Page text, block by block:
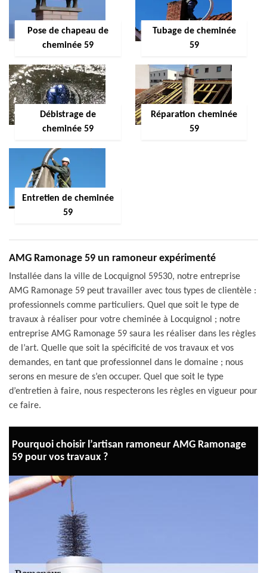
Pose de chapeau de
cheminée 59
Tubage de cheminée
59
Débistrage de
cheminée 59
Réparation cheminée
59
Entretien de cheminée
59
AMG Ramonage 59 un ramoneur expérimenté
Installée dans la ville de Locquignol 59530, notre entreprise
AMG Ramonage 59 peut travailler avec tous types de clientèle :
professionnels comme particuliers. Quel que soit le type de
travaux à réaliser pour votre cheminée à Locquignol ; notre
entreprise AMG Ramonage 59 saura les réaliser dans les règles
de l’art. Quelle que soit la spécificité de vos travaux et vos
demandes, en tant que professionnel dans le domaine ; nous
serons en mesure de s’en occuper. Quel que soit le type
d’entretien à faire, nous respecterons les règles en vigueur pour
ce faire.
Pourquoi choisir l’artisan ramoneur AMG Ramonage
59 pour vos travaux ?